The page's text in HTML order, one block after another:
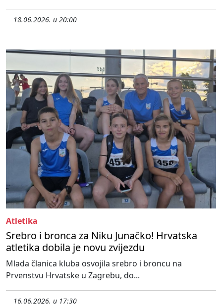
18.06.2026. u 20:00
Atletika
Srebro i bronca za Niku Junačko! Hrvatska
atletika dobila je novu zvijezdu
Mlada članica kluba osvojila srebro i broncu na
Prvenstvu Hrvatske u Zagrebu, do...
16.06.2026. u 17:30